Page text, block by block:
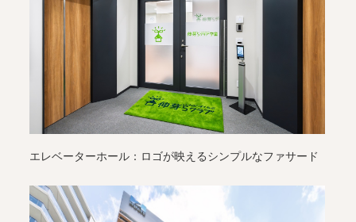
エレベーターホール：ロゴが映えるシンプルなファサード